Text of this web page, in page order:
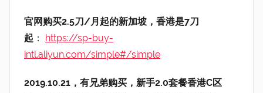
官网购买2.5刀/月起的新加坡，香港是7刀
起 ：
https://sp-buy-
intl.aliyun.com/simple#/simple
2019.10.21，有兄弟购买，新手2.0套餐香港C区